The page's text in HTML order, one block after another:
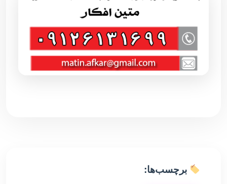
برچسب‌ها: